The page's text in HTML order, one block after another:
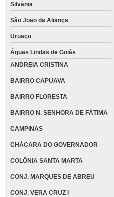
Silvânia
São Joao da Aliança
Uruaçu
Águas Lindas de Goiás
ANDREIA CRISTINA
BAIRRO CAPUAVA
BAIRRO FLORESTA
BAIRRO N. SENHORA DE FÁTIMA
CAMPINAS
CHÁCARA DO GOVERNADOR
COLÔNIA SANTA MARTA
CONJ. MARQUES DE ABREU
CONJ. VERA CRUZ I